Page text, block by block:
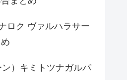
ロク ヴァルハラサー
）キミトツナガルパ